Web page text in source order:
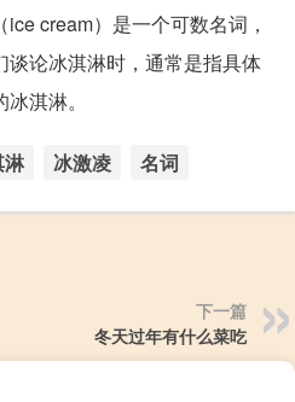
cream）是一个可数名词，
论冰淇淋时，通常是指具体
淇淋。
淋 冰激凌 名词
下一篇
冬天过年有什么菜吃